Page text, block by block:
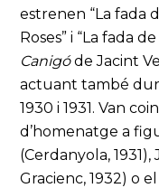
estrenen “La fada
Roses” i “La fada
Canigóde Jacint
actuant també
1930 i 1931. Van
d’homenatge a
(Cerdanyola,
Gracienc, 1932) o